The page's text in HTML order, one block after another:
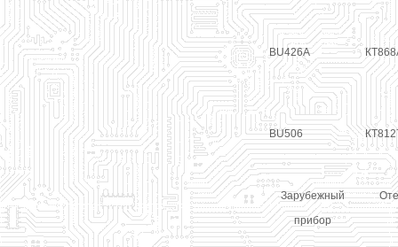
BU426A
BU506
Зарубежный
прибор